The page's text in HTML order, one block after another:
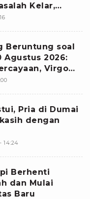
Kelar,
Beruntung soal
Agustus 2026:
Virgo
Pria di Dumai
dengan
14:24
Berhenti
dan Mulai
Baru